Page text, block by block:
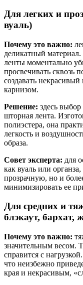
Для легких и
вуаль)
Почему это важно:
деликатный
ленты моментально
просвечивать сквозь
создавать
карнизом.
Решение: здесь
шторная лента.
полиэстера, она
легкость и
образа.
Совет эксперта: для
как вуаль или
прозрачную, но и
минимизировать ее
Для средних и
блэкаут, бархат,
Почему это важно:
значительным весом.
справится с
что неизбежно
края и некрасивым,